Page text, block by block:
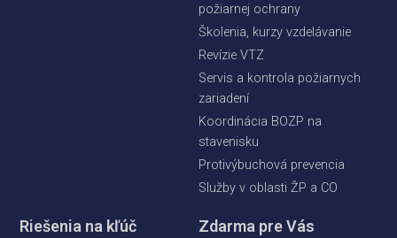
požiarnej ochrany
Školenia, kurzy vzdelávanie
Revízie VTZ
Servis a kontrola požiarnych
zariadení
Koordinácia BOZP na
stavenisku
Protivýbuchová prevencia
Služby v oblasti ŽP a CO
Riešenia na kľúč Zdarma pre Vás